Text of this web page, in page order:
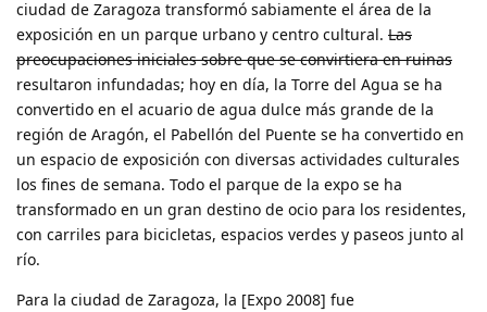
ciudad de Zaragoza transformó sabiamente el área de la
exposición en un parque urbano y centro cultural. Las
preocupaciones iniciales sobre que se convirtiera en ruinas
resultaron infundadas; hoy en día, la Torre del Agua se ha
convertido en el acuario de agua dulce más grande de la
región de Aragón, el Pabellón del Puente se ha convertido en
un espacio de exposición con diversas actividades culturales
los fines de semana. Todo el parque de la expo se ha
transformado en un gran destino de ocio para los residentes,
con carriles para bicicletas, espacios verdes y paseos junto al
río.
Para la ciudad de Zaragoza, la [Expo 2008] fue